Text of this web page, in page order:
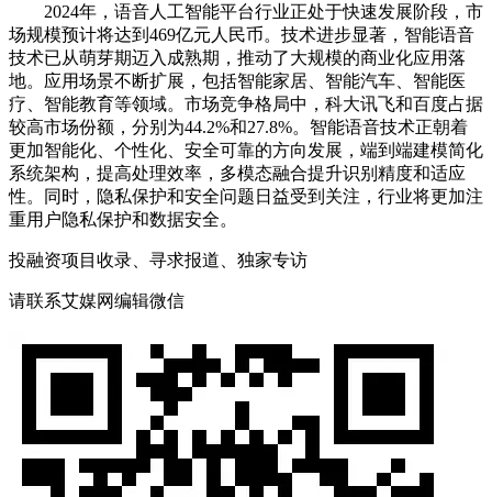
2024年，语音人工智能平台行业正处于快速发展阶段，市
场规模预计将达到469亿元人民币。技术进步显著，智能语音
技术已从萌芽期迈入成熟期，推动了大规模的商业化应用落
地。应用场景不断扩展，包括智能家居、智能汽车、智能医
疗、智能教育等领域。市场竞争格局中，科大讯飞和百度占据
较高市场份额，分别为44.2%和27.8%。智能语音技术正朝着
更加智能化、个性化、安全可靠的方向发展，端到端建模简化
系统架构，提高处理效率，多模态融合提升识别精度和适应
性。同时，隐私保护和安全问题日益受到关注，行业将更加注
重用户隐私保护和数据安全。
投融资项目收录、寻求报道、独家专访
请联系艾媒网编辑微信